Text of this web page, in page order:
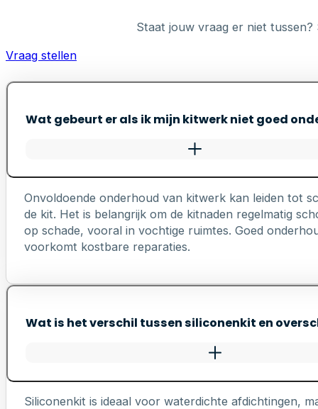
Staat jouw vraag er niet tussen?
Vraag stellen
Wat gebeurt er als ik mijn kitwerk niet goed
Onvoldoende onderhoud van kitwerk kan leiden tot
de kit. Het is belangrijk om de kitnaden regelmatig
op schade, vooral in vochtige ruimtes. Goed
voorkomt kostbare reparaties.
Wat is het verschil tussen siliconenkit en
Siliconenkit is ideaal voor waterdichte afdichtingen,